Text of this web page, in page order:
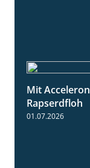
Mit
Rapserdfloh
01.07.2026